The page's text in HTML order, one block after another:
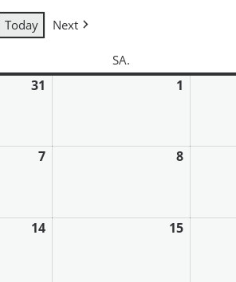
Today Next
SA.
31 1
7 8
14 15